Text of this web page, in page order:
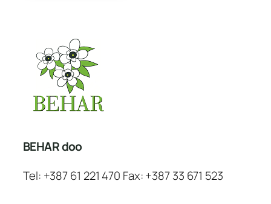
BEHAR doo
Tel: +387 61 221 470 Fax: +387 33 671 523